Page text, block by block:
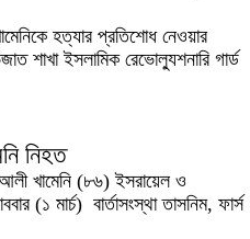
হত্যার প্রতিশোধ নেওয়ার
শাখা ইসলামিক রেভোল্যুশনারি গার্ড
নিহত
আলী খামেনি (৮৬) ইসরায়েল ও
(১ মার্চ) বার্তাসংস্থা তাসনিম, ফার্স